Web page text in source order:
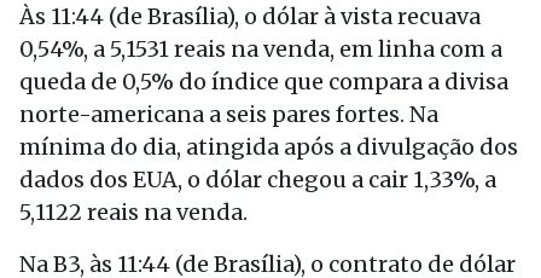
Às 11:44 (de Brasília), o dólar à vista recuava
0,54%, a 5,1531 reais na venda, em linha com a
queda de 0,5% do índice que compara a divisa
norte-americana a seis pares fortes. Na
mínima do dia, atingida após a divulgação dos
dados dos EUA, o dólar chegou a cair 1,33%, a
5,1122 reais na venda.
Na B3, às 11:44 (de Brasília), o contrato de dólar